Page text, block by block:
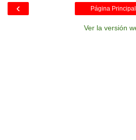
‹ Página Principal
Ver la versión